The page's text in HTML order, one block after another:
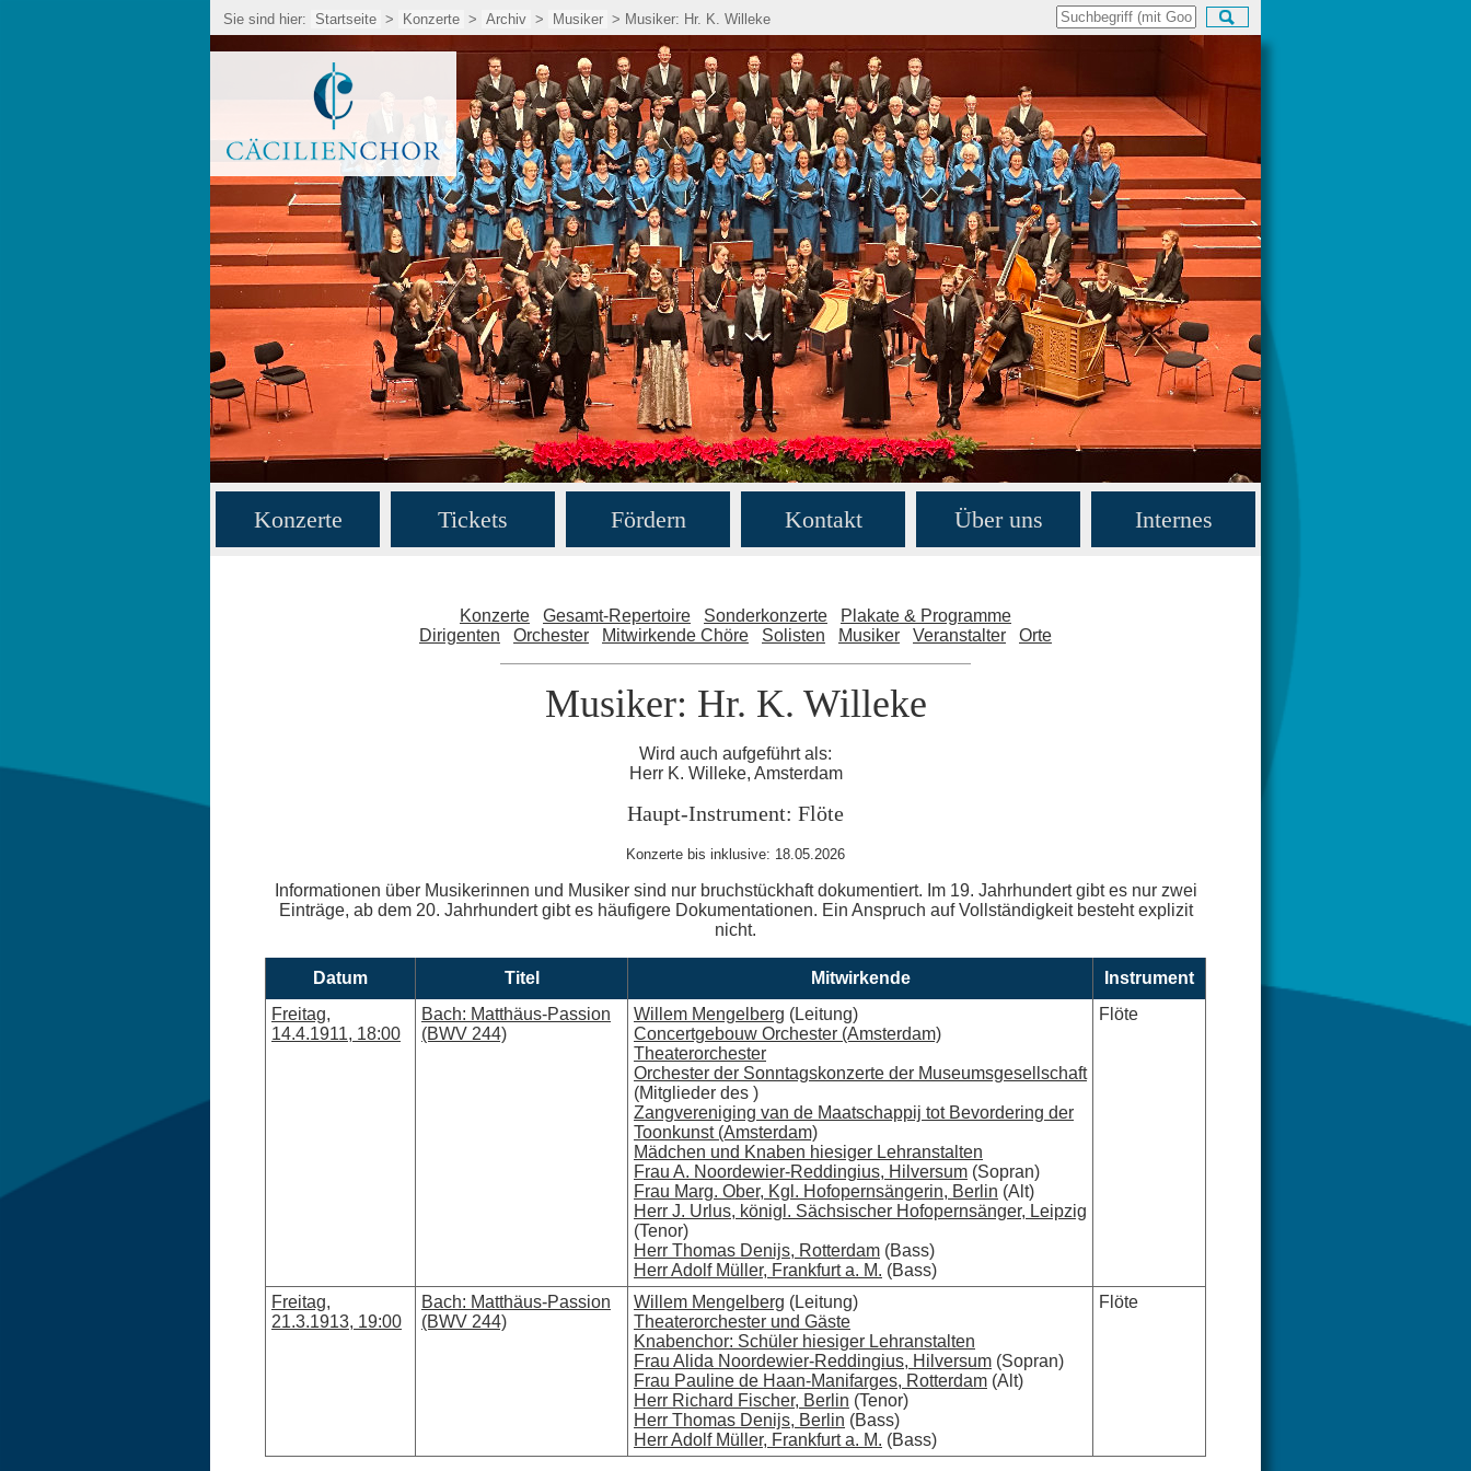
Sie sind hier: Startseite > Konzerte > Archiv > Musiker > Musiker: Hr. K. Willeke
Konzerte Tickets Fördern Kontakt Über uns Internes
Konzerte Gesamt-Repertoire Sonderkonzerte
Plakate & Programme
Dirigenten
Orchester Mitwirkende Chöre Solisten Musiker Veranstalter Orte
Musiker: Hr. K. Willeke
Wird auch aufgeführt als:
Herr K. Willeke, Amsterdam
Haupt-Instrument: Flöte
Konzerte bis inklusive: 18.05.2026
Informationen über Musikerinnen und Musiker sind nur bruchstückhaft dokumentiert. Im 19. Jahrhundert gibt es nur zwei
Einträge, ab dem 20. Jahrhundert gibt es häufigere Dokumentationen. Ein Anspruch auf Vollständigkeit besteht explizit
nicht.
Datum Titel Mitwirkende
Instrument
Freitag,
14.4.1911, 18:00
Bach: Matthäus-Passion
(BWV 244)
Willem Mengelberg (Leitung)
Concertgebouw Orchester (Amsterdam)
Theaterorchester
Orchester der Sonntagskonzerte der Museumsgesellschaft
(Mitglieder des )
Zangvereniging van de Maatschappij tot Bevordering der
Toonkunst (Amsterdam)
Mädchen und Knaben hiesiger Lehranstalten
Frau A. Noordewier-Reddingius, Hilversum (Sopran)
Frau Marg. Ober, Kgl. Hofopernsängerin, Berlin (Alt)
Herr J. Urlus, königl. Sächsischer Hofopernsänger, Leipzig
(Tenor)
Herr Thomas Denijs, Rotterdam (Bass)
Herr Adolf Müller, Frankfurt a. M. (Bass)
Flöte
Freitag,
21.3.1913, 19:00
Bach: Matthäus-Passion
(BWV 244)
Willem Mengelberg (Leitung)
Theaterorchester und Gäste
Knabenchor: Schüler hiesiger Lehranstalten
Frau Alida Noordewier-Reddingius, Hilversum (Sopran)
Frau Pauline de Haan-Manifarges, Rotterdam (Alt)
Herr Richard Fischer, Berlin (Tenor)
Herr Thomas Denijs, Berlin (Bass)
Herr Adolf Müller, Frankfurt a. M. (Bass)
Flöte